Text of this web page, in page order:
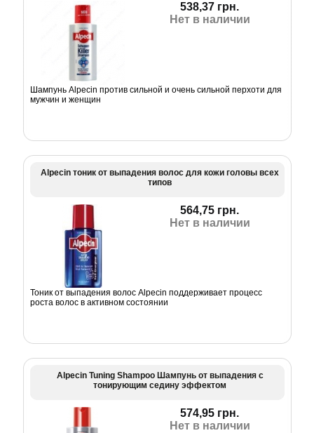
538,37 грн.
Нет в наличии
Шампунь Alpecin против сильной и очень сильной перхоти для
мужчин и женщин
Alpecin тоник от выпадения волос для кожи головы всех
типов
564,75 грн.
Нет в наличии
Тоник от выпадения волос Alpecin поддерживает процесс
роста волос в активном состоянии
Alpecin Tuning Shampoo Шампунь от выпадения с
тонирующим седину эффектом
574,95 грн.
Нет в наличии